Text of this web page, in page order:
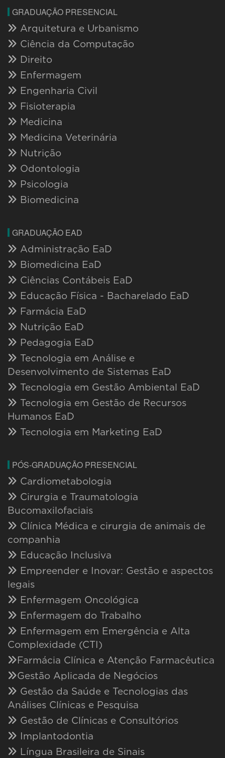
GRADUAÇÃO PRESENCIAL
Arquitetura e Urbanismo
Ciência da Computação
Direito
Enfermagem
Engenharia Civil
Fisioterapia
Medicina
Medicina Veterinária
Nutrição
Odontologia
Psicologia
Biomedicina
GRADUAÇÃO EAD
Administração EaD
Biomedicina EaD
Ciências Contábeis EaD
Educação Física - Bacharelado EaD
Farmácia EaD
Nutrição EaD
Pedagogia EaD
Tecnologia em Análise e
Desenvolvimento de Sistemas EaD
Tecnologia em Gestão Ambiental EaD
Tecnologia em Gestão de Recursos
Humanos EaD
Tecnologia em Marketing EaD
PÓS-GRADUAÇÃO PRESENCIAL
Cardiometabologia
Cirurgia e Traumatologia
Bucomaxilofaciais
Clínica Médica e cirurgia de animais de
companhia
Educação Inclusiva
Empreender e Inovar: Gestão e aspectos
legais
Enfermagem Oncológica
Enfermagem do Trabalho
Enfermagem em Emergência e Alta
Complexidade (CTI)
Farmácia Clínica e Atenção Farmacêutica
Gestão Aplicada de Negócios
Gestão da Saúde e Tecnologias das
Análises Clínicas e Pesquisa
Gestão de Clínicas e Consultórios
Implantodontia
Língua Brasileira de Sinais